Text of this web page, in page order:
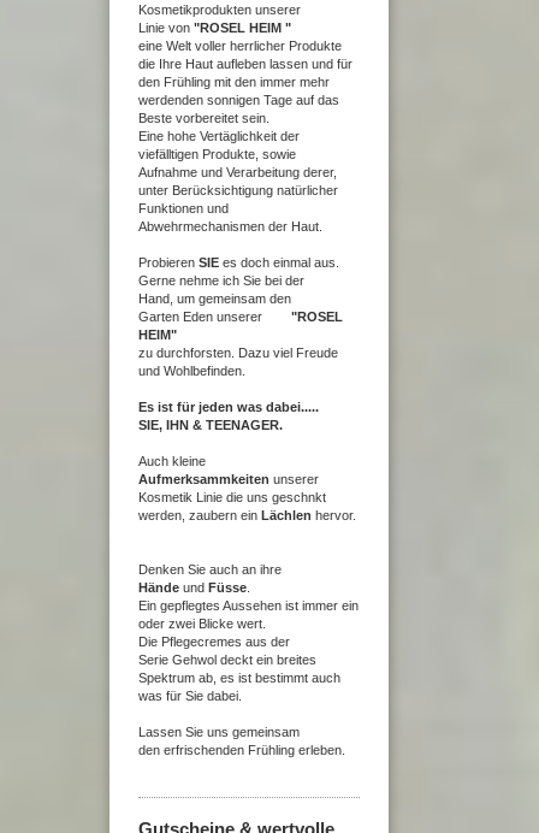
Kosmetikprodukten unserer
Linie von "ROSEL HEIM "
eine Welt voller herrlicher Produkte
die Ihre Haut aufleben lassen und für
den Frühling mit den immer mehr
werdenden sonnigen Tage auf das
Beste vorbereitet sein.
Eine hohe Vertäglichkeit der
viefälltigen Produkte, sowie
Aufnahme und Verarbeitung derer,
unter Berücksichtigung natürlicher
Funktionen und
Abwehrmechanismen der Haut.
Probieren SIE es doch einmal aus.
Gerne nehme ich Sie bei der
Hand, um gemeinsam den
Garten Eden unserer "ROSEL
HEIM"
zu durchforsten. Dazu viel Freude
und Wohlbefinden.
Es ist für jeden was dabei.....
SIE, IHN & TEENAGER.
Auch kleine
Aufmerksammkeiten unserer
Kosmetik Linie die uns geschnkt
werden, zaubern ein Lächlen hervor.
Denken Sie auch an ihre
Hände und Füsse
Ein gepflegtes Aussehen ist immer ein
oder zwei Blicke wert.
Die Pflegecremes aus der
Serie Gehwol deckt ein breites
Spektrum ab, es ist bestimmt auch
was für Sie dabei.
Lassen Sie uns gemeinsam
den erfrischenden Frühling erleben.
Gutscheine & wertvolle